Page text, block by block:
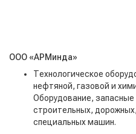
ООО «АРМинда»
Технологическое
нефтяной, газовой и
Оборудование,
строительных,
специальных машин.